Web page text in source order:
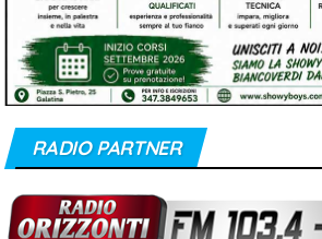
RADIO PARTNER